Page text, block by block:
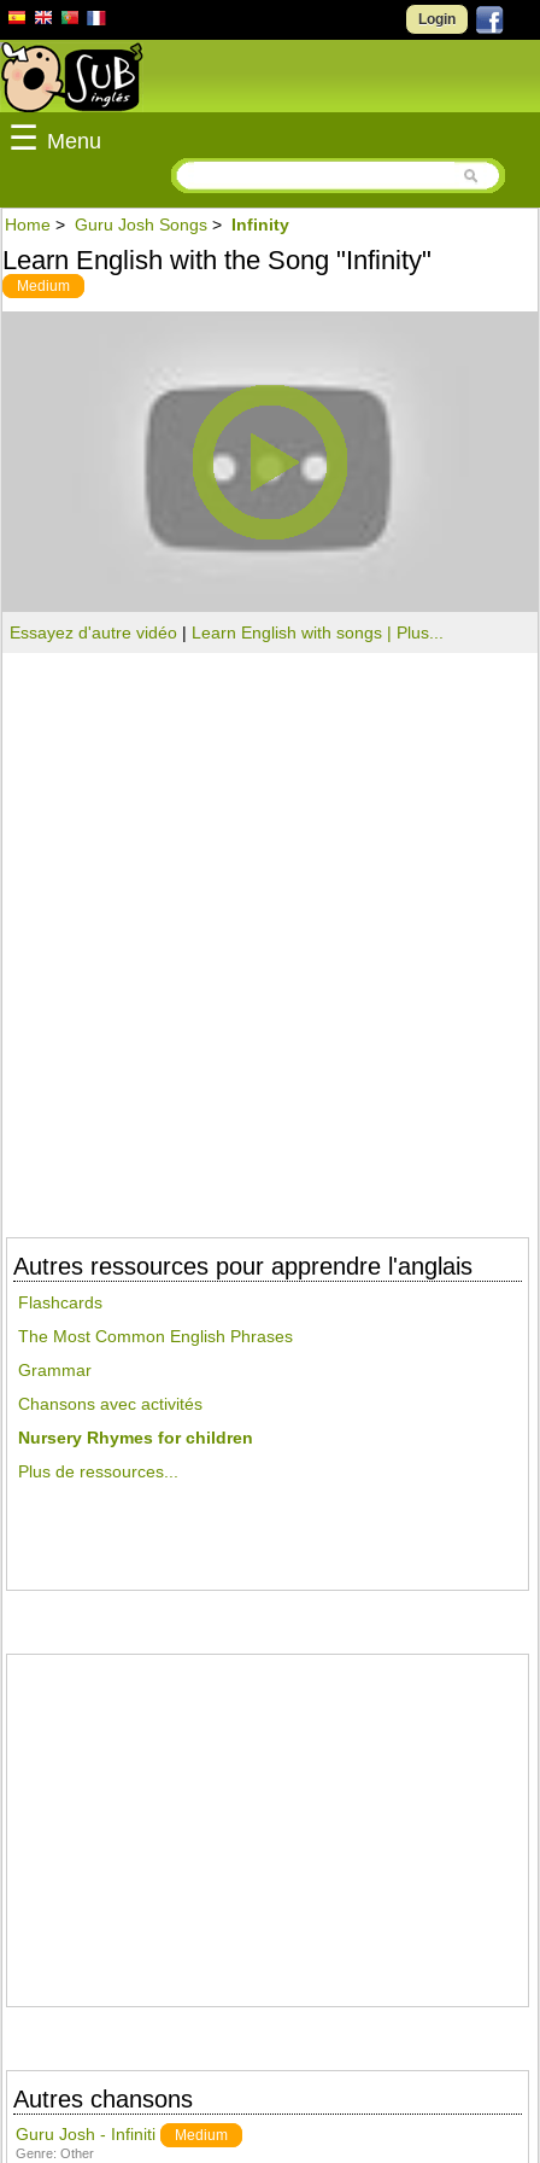
Login
☰ Menu
Home > Guru Josh Songs > Infinity
Learn English with the Song "Infinity"
Medium
Essayez d'autre vidéo | Learn English with songs | Plus...
Autres ressources pour apprendre l'anglais
Flashcards
The Most Common English Phrases
Grammar
Chansons avec activités
Nursery Rhymes for children
Plus de ressources...
Autres chansons
Guru Josh - Infiniti Medium
Genre:Other